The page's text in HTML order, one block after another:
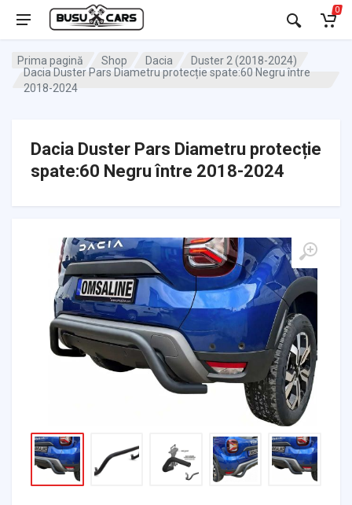
0
Prima pagină Shop Dacia
Duster 2 (2018-2024)
Dacia Duster Pars Diametru protecție spate:60 Negru între
2018-2024
Dacia Duster Pars Diametru protecție
spate:60 Negru între 2018-2024